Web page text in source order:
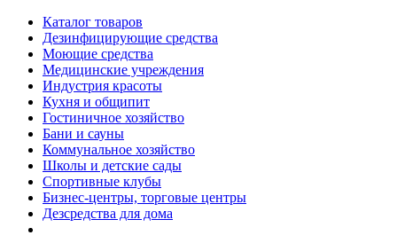
Каталог товаров
Дезинфицирующие средства
Моющие средства
Медицинские учреждения
Индустрия красоты
Кухня и общипит
Гостиничное хозяйство
Бани и сауны
Коммунальное хозяйство
Школы и детские сады
Спортивные клубы
Бизнес-центры, торговые центры
Дезсредства для дома